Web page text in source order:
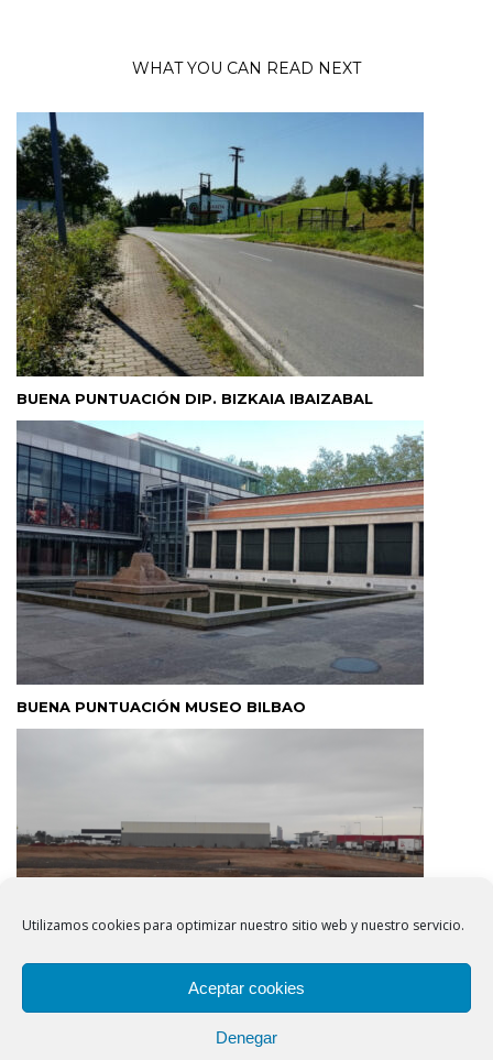
Utilizamos cookies para optimizar nuestro sitio web y nuestro servicio.
Aceptar cookies
Denegar
WHAT YOU CAN READ NEXT
BUENA PUNTUACIÓN DIP. BIZKAIA IBAIZABAL
BUENA PUNTUACIÓN MUSEO BILBAO
BUENA PUNTUACIÓN CONSORCI BCN – ESTRUCTURA